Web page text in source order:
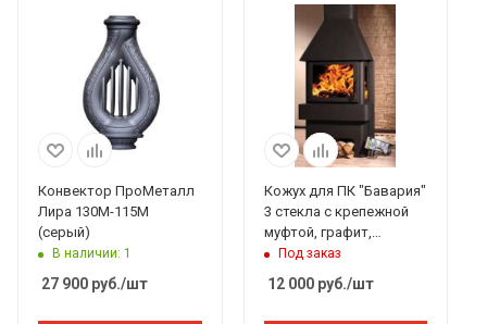
Конвектор ПроМеталл
Лира 130М-115М
(серый)
В наличии: 1
27 900 руб./шт
Кожух для ПК "Бавария"
3 стекла с крепежной
муфтой, графит,
ЭкоКамин
Под заказ
12 000руб./шт